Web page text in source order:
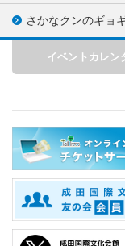
さかなクンのギョ
イベントカレン